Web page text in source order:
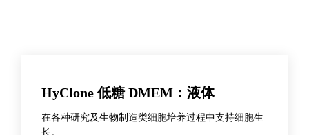
HyClone 低糖 DMEM：液体
在各种研究及生物制造类细胞培养过程中支持细胞生